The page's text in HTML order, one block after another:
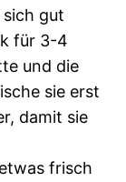
sich gut
für 3-4
und die
sie erst
damit sie
frisch